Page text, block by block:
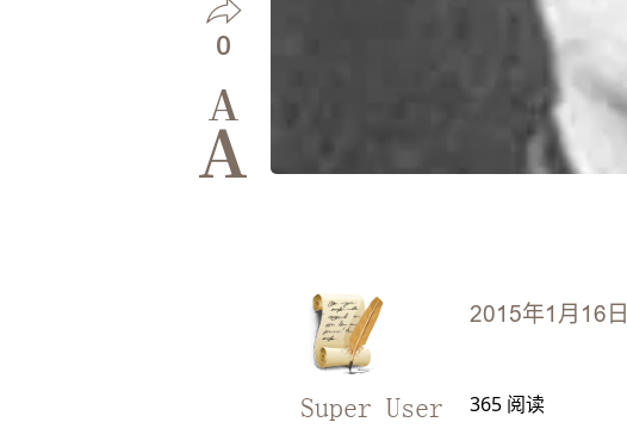
0
A
A
2015年1月16日
Super User 365 阅读